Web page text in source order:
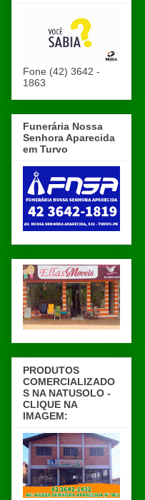
Fone (42) 3642 -
1863
Funerária Nossa
Senhora Aparecida
em Turvo
PRODUTOS
COMERCIALIZADO
S NA NATUSOLO -
CLIQUE NA
IMAGEM: